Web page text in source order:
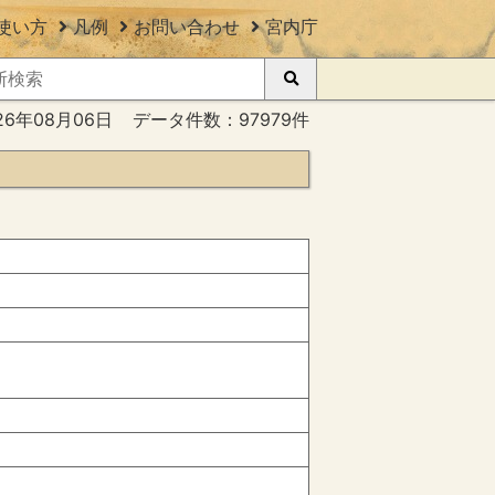
い方 凡例 お問い合わせ 宮内庁
年08月06日 データ件数：97979件